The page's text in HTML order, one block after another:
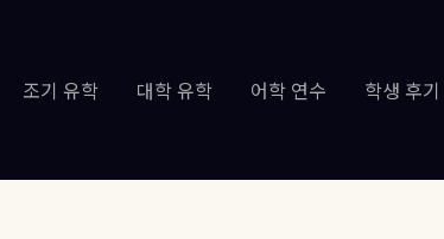
조기 유학 대학 유학 어학 연수 학생 후기